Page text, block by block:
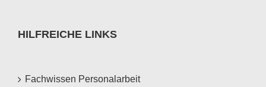
HILFREICHE LINKS
Fachwissen Personalarbeit